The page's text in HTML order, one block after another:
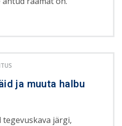
ja muuta halbu
tegevuskava järgi,